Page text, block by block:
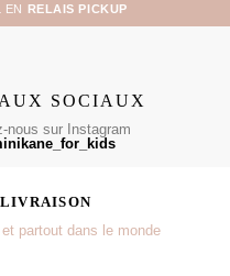
EN RELAIS PICKUP
SOCIAUX
nous sur Instagram
LIVRAISON
partout dans le monde